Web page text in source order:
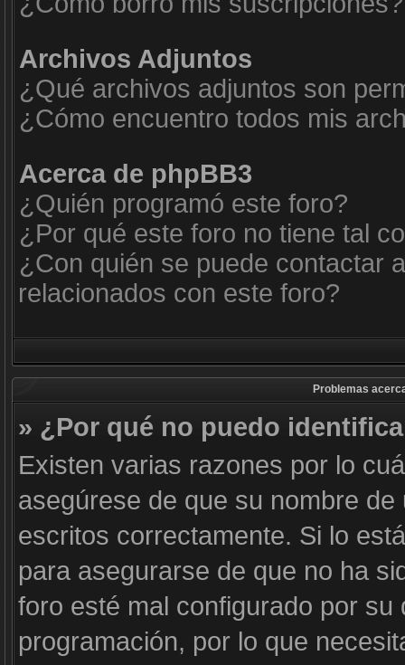
Archivos Adjuntos
¿Qué archivos adjuntos son
¿Cómo encuentro todos mis
Acerca de phpBB3
¿Quién programó este foro?
¿Por qué este foro no tiene tal
¿Con quién se puede contactar
relacionados con este foro?
Problemas
» ¿Por qué no puedo
Existen varias razones por lo
asegúrese de que su nombre
escritos correctamente. Si lo
para asegurarse de que no ha
foro esté mal configurado por
programación, por lo que